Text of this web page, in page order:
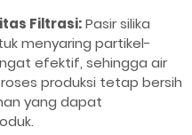
Filtrasi:Pasir silika
menyaring partikel-
efektif, sehingga air
produksi tetap bersih
yang dapat